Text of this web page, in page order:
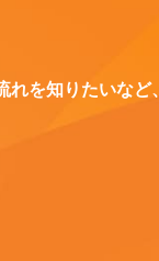
を知りたいなど、